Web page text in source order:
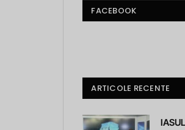
FACEBOOK
ARTICOLE RECENTE